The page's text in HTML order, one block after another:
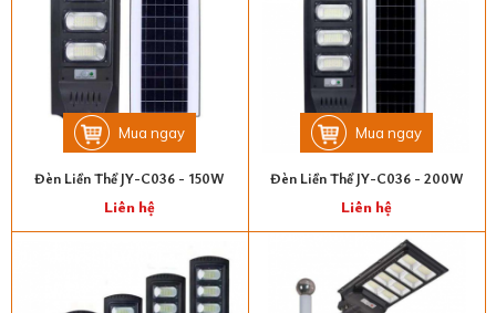
Mua ngay
Đèn Liền Thể JY-C036 - 150W
Liên hệ
Mua ngay
Đèn Liền Thể JY-C036 - 200W
Liên hệ